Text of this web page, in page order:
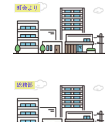
町会より
総務部